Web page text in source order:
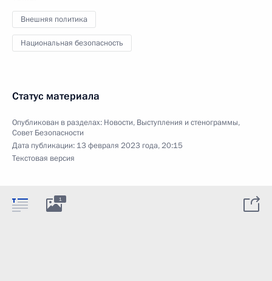
Внешняя политика
Национальная безопасность
Статус материала
Опубликован в разделах: Новости, Выступления и стенограммы,
Совет Безопасности
Дата публикации: 13 февраля 2023 года, 20:15
Текстовая версия
1